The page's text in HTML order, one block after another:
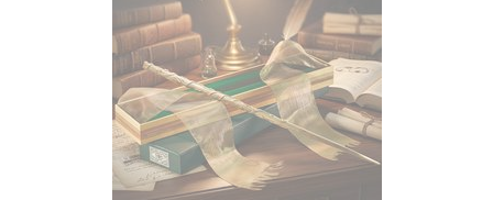
Preciosa réplica oficial de la varita
de Hermione Granger, amiga de
Harry Potter. Viene en caja de
regalo con una cenefa de adorno.
Realizada en resina (Polyresin).
Escala 1:1,